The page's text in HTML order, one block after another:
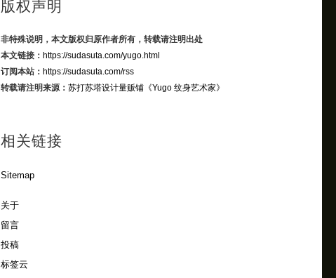
版权声明
非特殊说明，本文版权归原作者所有，转载请注明出处
本文链接： https://sudasuta.com/yugo.html
订阅本站： https://sudasuta.com/rss
转载请注明来源： 苏打苏塔设计量贩铺《Yugo 纹身艺术家》
相关链接
Sitemap
关于
留言
投稿
标签云